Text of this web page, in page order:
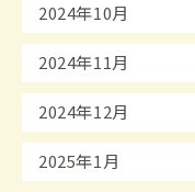
2024年10月
2024年11月
2024年12月
2025年1月